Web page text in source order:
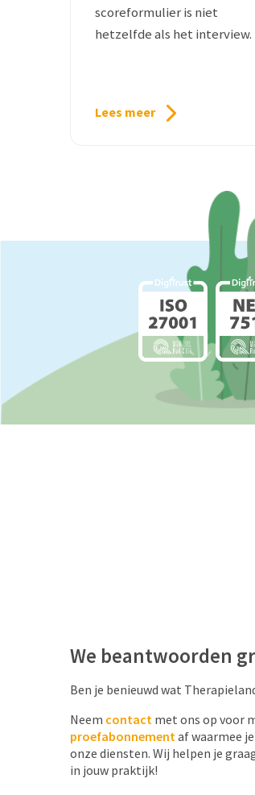
scoreformulier is niet
hetzelfde als het interview.
Lees meer
We beantwoorden
Ben je benieuwd wat
Neem contact met ons op voor
proefabonnement af waarmee
onze diensten. Wij helpen je
in jouw praktijk!